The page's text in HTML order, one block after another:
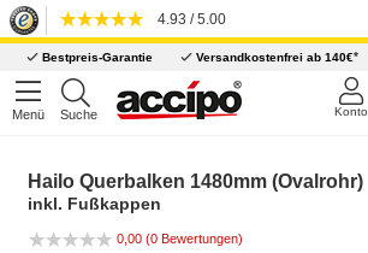
4.93 / 5.00
Bestpreis-Garantie Versandkostenfrei ab 140€*
Menü Suche Konto
Hailo Querbalken 1480mm (Ovalrohr)
inkl. Fußkappen
0,00 (0 Bewertungen)